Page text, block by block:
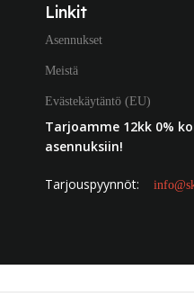
Linkit
Asennukset
Meistä
Evästekäytäntö (EU)
Tarjoamme 12kk 0%
asennuksiin!
Tarjouspyynnöt: